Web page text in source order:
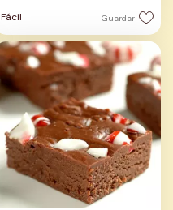
Fácil
Guardar